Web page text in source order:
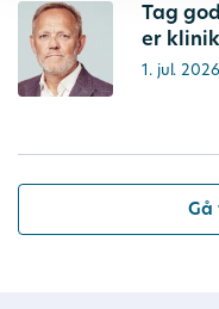
Tag
er
1. jul. 2026
Gå